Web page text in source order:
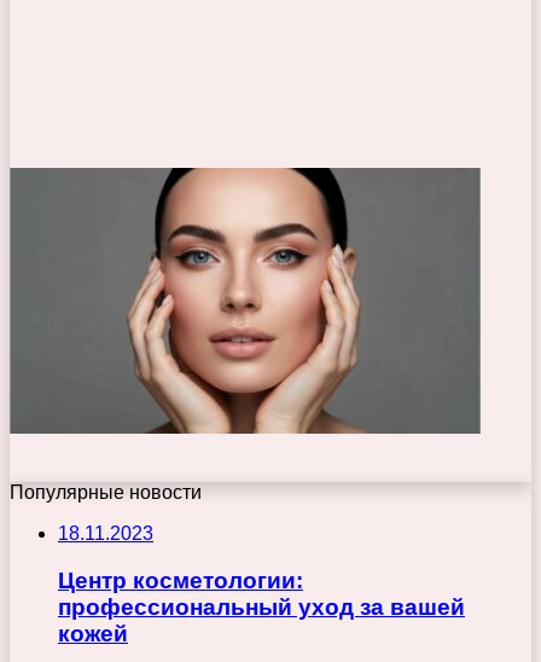
Популярные новости
18.11.2023
Центр косметологии:
профессиональный уход за вашей
кожей